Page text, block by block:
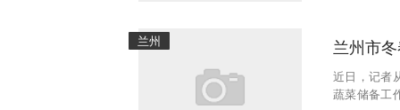
兰州 兰州市
近日，记者
蔬菜储备工